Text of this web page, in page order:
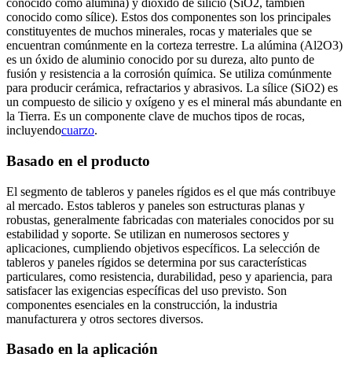
conocido como alúmina) y dióxido de silicio (SiO2, también
conocido como sílice). Estos dos componentes son los principales
constituyentes de muchos minerales, rocas y materiales que se
encuentran comúnmente en la corteza terrestre. La alúmina (Al2O3)
es un óxido de aluminio conocido por su dureza, alto punto de
fusión y resistencia a la corrosión química. Se utiliza comúnmente
para producir cerámica, refractarios y abrasivos. La sílice (SiO2) es
un compuesto de silicio y oxígeno y es el mineral más abundante en
la Tierra. Es un componente clave de muchos tipos de rocas,
incluyendocuarzo.
Basado en el producto
El segmento de tableros y paneles rígidos es el que más contribuye
al mercado. Estos tableros y paneles son estructuras planas y
robustas, generalmente fabricadas con materiales conocidos por su
estabilidad y soporte. Se utilizan en numerosos sectores y
aplicaciones, cumpliendo objetivos específicos. La selección de
tableros y paneles rígidos se determina por sus características
particulares, como resistencia, durabilidad, peso y apariencia, para
satisfacer las exigencias específicas del uso previsto. Son
componentes esenciales en la construcción, la industria
manufacturera y otros sectores diversos.
Basado en la aplicación